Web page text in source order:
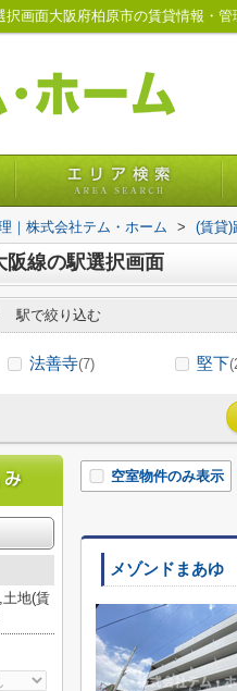
画面大阪府柏原市の賃貸情報・
｜株式会社テム・ホーム > (賃貸)
線の駅選択画面
駅で絞り込む
法善寺(7) 堅下
空室物件のみ表示
メゾンドまあゆ
地(賃